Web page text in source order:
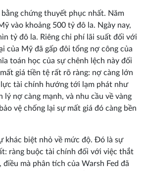
chứng thuyết phục nhất. Năm
vào khoảng 500 tỷ đô la. Ngày nay,
tỷ đô la. Riêng chi phí lãi suất đối với
của Mỹ đã gấp đôi tổng nợ công của
toán học của sự chênh lệch này đối
giá tiền tệ rất rõ ràng: nợ càng lớn
tài chính hướng tới lạm phát như
lý nợ càng mạnh, và nhu cầu về vàng
vệ chống lại sự mất giá đó càng bền
khác biệt nhỏ về mức độ. Đó là sự
ràng buộc tài chính đối với việc thắt
mà phân tích của Warsh Fed đã